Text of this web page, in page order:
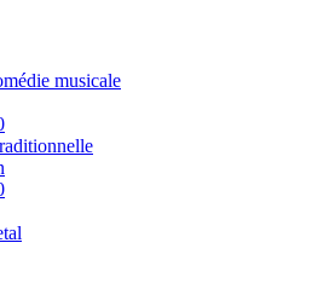
musicale